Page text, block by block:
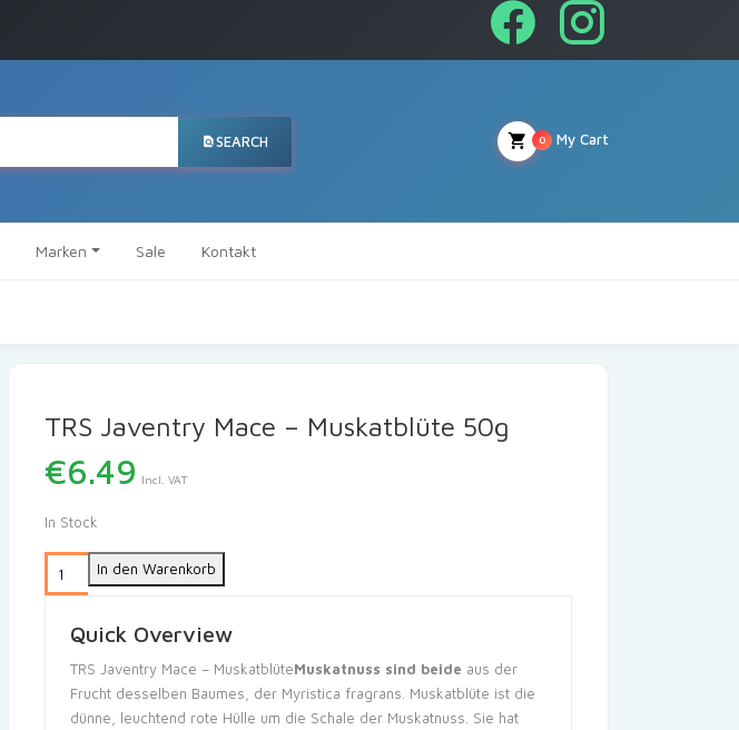
SEARCH My Cart
0
Marken Sale Kontakt
TRS Javentry Mace – Muskatblüte 50g
€6.49 Incl. VAT
In Stock
In den Warenkorb
Quick Overview
TRS Javentry Mace – MuskatblüteMuskatnuss sind beide aus der
Frucht desselben Baumes, der Myristica fragrans. Muskatblüte ist die
dünne, leuchtend rote Hülle um die Schale der Muskatnuss. Sie hat